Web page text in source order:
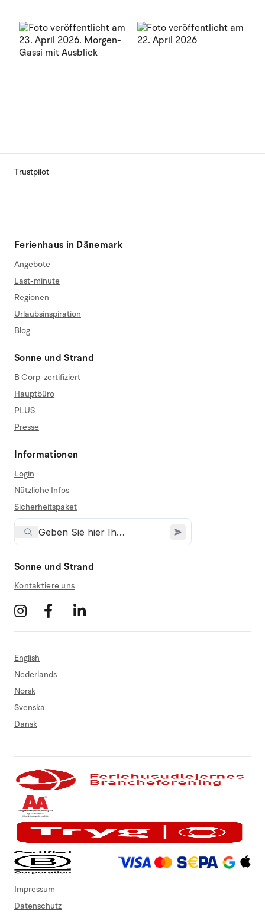
Trustpilot
Ferienhaus in Dänemark
Angebote
Last-minute
Regionen
Urlaubsinspiration
Blog
Sonne und Strand
B Corp-zertifiziert
Hauptbüro
PLUS
Presse
Informationen
Login
Nützliche Infos
Sicherheitspaket
Sonne und Strand
Kontaktiere uns
English
Nederlands
Norsk
Svenska
Dansk
Impressum
Datenschutz